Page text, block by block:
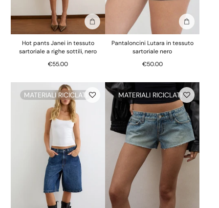
Aggiungi alla borsa
Hot pants Janei in tessuto
sartoriale a righe sottili, nero
€55.00
Aggiungi
Pantaloncini Lutara in tessuto
sartoriale nero
€50.00
MATERIALI RICICLATI MATERIALI RICICLATI